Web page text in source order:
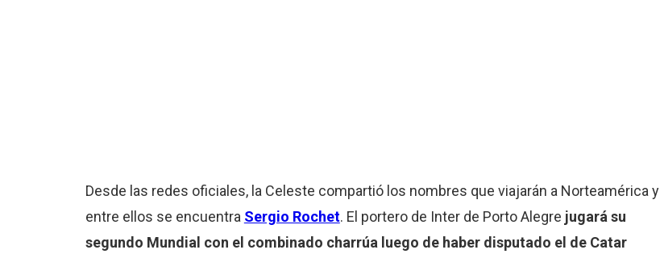
Desde las redes oficiales, la Celeste compartió los nombres que viajarán a Norteamérica y
entre ellos se encuentra Sergio Rochet. El portero de Inter de Porto Alegre jugará su
segundo Mundial con el combinado charrúa luego de haber disputado el de Catar